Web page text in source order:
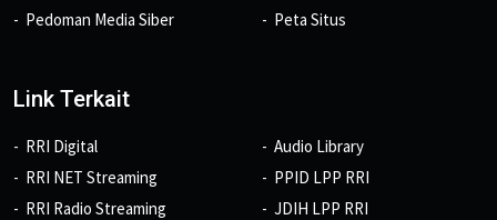
Pedoman Media Siber
Peta Situs
Link Terkait
RRI Digital
RRI NET Streaming
RRI Radio Streaming
Audio Library
PPID LPP RRI
JDIH LPP RRI